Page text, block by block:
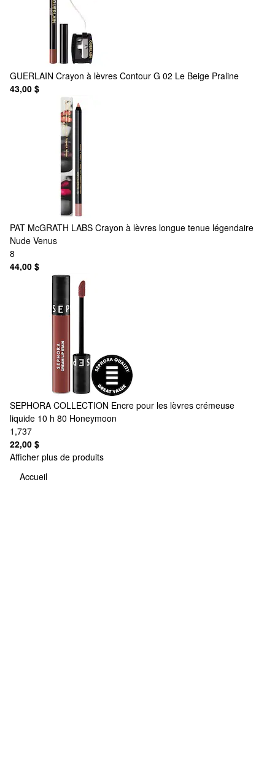
GUERLAIN Crayon à lèvres Contour G 02 Le Beige Praline
43,00 $
PAT McGRATH LABS Crayon à lèvres longue tenue légendaire
Nude Venus
8
44,00 $
SEPHORA COLLECTION Encre pour les lèvres crémeuse
liquide 10 h 80 Honeymoon
1,737
22,00 $
Afficher plus de produits
Accueil